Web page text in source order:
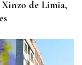
de Limia,